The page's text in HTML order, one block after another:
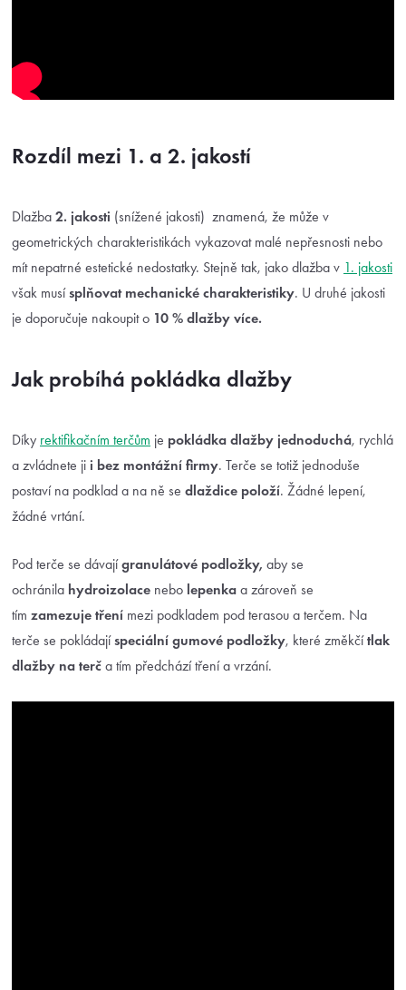
Rozdíl mezi 1. a 2. jakostí
Dlažba 2. jakosti (snížené jakosti) znamená, že může v
geometrických charakteristikách vykazovat malé nepřesnosti nebo
mít nepatrné estetické nedostatky. Stejně tak, jako dlažba v 1. jakosti
však musísplňovat mechanické charakteristiky. U druhé jakosti
je doporučuje nakoupit o 10 % dlažby více.
Jak probíhá pokládka dlažby
Díky rektifikačním terčům je pokládka dlažby jednoduchá, rychlá
a zvládnete ji i bez montážní firmy. Terče se totiž jednoduše
postaví na podklad a na ně se dlaždice položí. Žádné lepení,
žádné vrtání.
Pod terče se dávajígranulátové podložky, aby se
ochránila hydroizolace nebo lepenka a zároveň se
tím zamezuje tření mezi podkladem pod terasou a terčem. Na
terče se pokládajíspeciální gumové podložky, které změkčítlak
dlažby na terč a tím předchází tření a vrzání.